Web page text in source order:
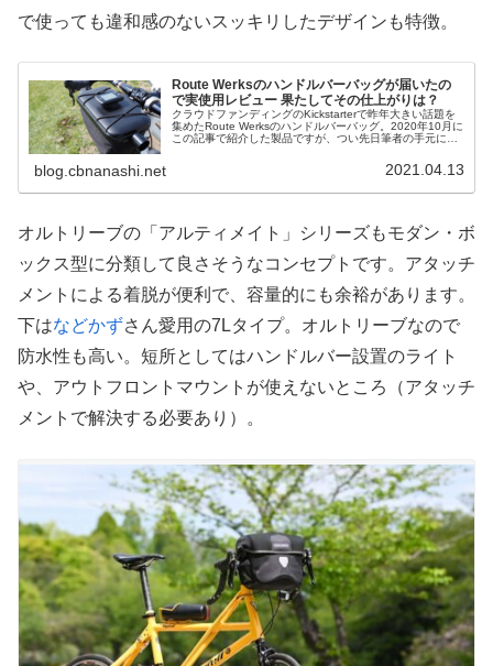
で使っても違和感のないスッキリしたデザインも特徴。
Route Werksのハンドルバーバッグが届いたの
で実使用レビュー 果たしてその仕上がりは？
クラウドファンディングのKickstarterで昨年大きい話題を
集めたRoute Werksのハンドルバーバッグ。2020年10月に
この記事で紹介した製品ですが、つい先日筆者の手元にも
blog.cbnanashi.net 2021.04.13
オルトリーブの「アルティメイト」シリーズもモダン・ボ
ックス型に分類して良さそうなコンセプトです。アタッチ
メントによる着脱が便利で、容量的にも余裕があります。
下はなどかずさん愛用の7Lタイプ。オルトリーブなので
防水性も高い。短所としてはハンドルバー設置のライト
や、アウトフロントマウントが使えないところ（アタッチ
メントで解決する必要あり）。